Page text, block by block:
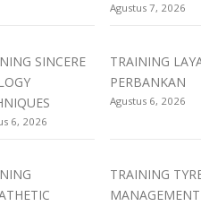
Agustus 7, 2026
SINCERE
6, 2026
TRAINING
PERBANKAN
Agustus 6, 2026
TRAINING
MANAGEMENT